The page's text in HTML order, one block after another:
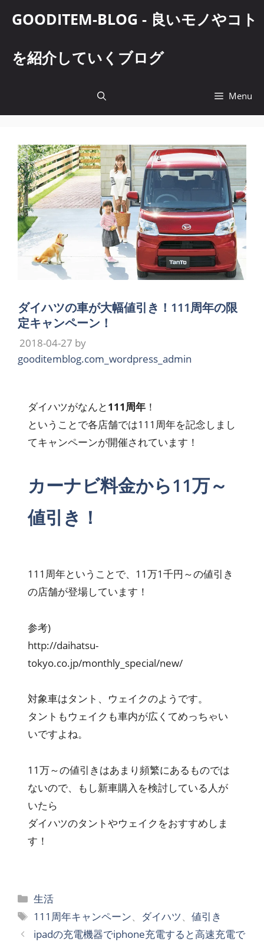
GOODITEM-BLOG - 良いモノやコト
を紹介していくブログ
Menu
ダイハツの車が大幅値引き！111周年の限
定キャンペーン！
2018-04-27 by
gooditemblog.com_wordpress_admin
ダイハツがなんと111周年 ！
ということで各店舗では111周年を記念しまし
てキャンペーンが開催されています！
カーナビ料金から11万～
値引き！
111周年ということで、11万1千円～の値引き
の店舗が登場しています！
参考)
http://daihatsu-
tokyo.co.jp/monthly_special/new/
対象車はタント、ウェイクのようです。
タントもウェイクも車内が広くてめっちゃい
いですよね。
11万～の値引きはあまり頻繁にあるものでは
ないので、もし新車購入を検討している人が
いたら
ダイハツのタントやウェイクをおすすめしま
す！
カ
テ
リ
生活
タ
グ
111周年キャンペーン、 ダイハツ、値引き
ipadの充電機器でiphone充電すると高速充電で